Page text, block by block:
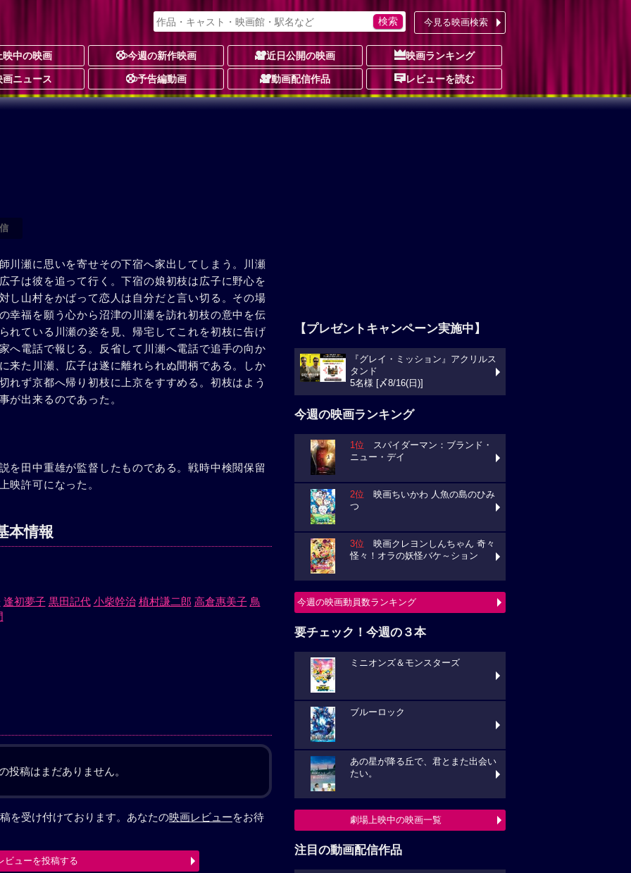
今見る映画検索
映中の映画 今週の新作映画 近日公開の映画 映画ランキング
画ニュース 予告編動画 動画配信作品 レビューを読む
川瀬に思いを寄せその下宿へ家出してしまう。川瀬
子は彼を追って行く。下宿の娘初枝は広子に野心を
し山村をかばって恋人は自分だと言い切る。その場
幸福を願う心から沼津の川瀬を訪れ初枝の意中を伝
れている川瀬の姿を見、帰宅してこれを初枝に告げ
へ電話で報じる。反省して川瀬へ電話で追手の向か
来た川瀬、広子は遂に離れられぬ間柄である。しか
れず京都へ帰り初枝に上京をすすめる。初枝はよう
が出来るのであった。
を田中重雄が監督したものである。戦時中検閲保留
映許可になった。
本情報
逢初夢子 黒田記代 小柴幹治 植村謙二郎 高倉惠美子 鳥
投稿はまだありません。
を受け付けております。あなたの映画レビューをお待
ビューを投稿する
【プレゼントキャンペーン実施中】
『グレイ・ミッション』アクリルス
タンド
5名様 [〆8/16(日)]
今週の映画ランキング
1位 スパイダーマン：ブランド・
ニュー・デイ
2位 映画ちいかわ 人魚の島のひみ
つ
3位 映画クレヨンしんちゃん 奇々
怪々！オラの妖怪バケ～ション
今週の映画動員数ランキング
要チェック！今週の３本
ミニオンズ＆モンスターズ
ブルーロック
あの星が降る丘で、君とまた出会い
たい。
劇場上映中の映画一覧
注目の動画配信作品